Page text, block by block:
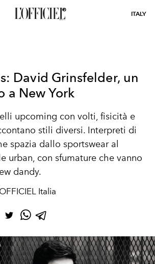
ITALY
David Grinsfelder, un
a New York
upcoming con volti, fisicità e
stili diversi. Interpreti di
spazia dallo sportswear al
urban, con sfumature che vanno
dandy.
Italia